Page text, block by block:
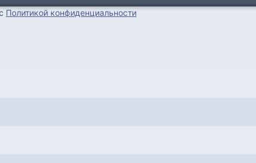
Политикой конфиденциальности